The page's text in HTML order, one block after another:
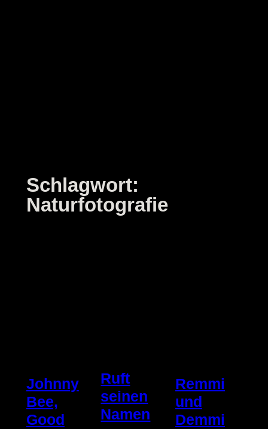
Schlagwort:
Naturfotografie
Johnny
Bee,
Good
Ruft
seinen
Namen
Remmi
und
Demmi